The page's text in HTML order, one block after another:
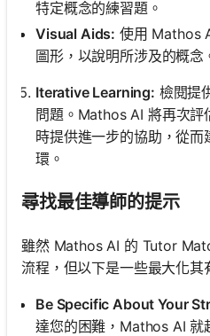
特定概念的練習題。
Visual Aids: 使用 Mathos
圖形，以說明所涉及的概念
Iterative Learning: 檢閱提
問題。Mathos AI 將再次評
時提供進一步的協助，從
環。
尋找最佳導師的提示
雖然 Mathos AI 的 Tutor
流程，但以下是一些最大化其
Be Specific About Your
達您的困難，Mathos AI 就